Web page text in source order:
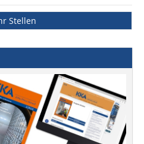
Stellen